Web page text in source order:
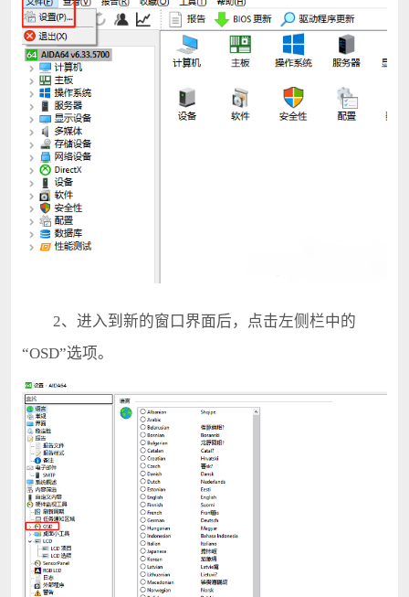
2、进入到新的窗口界面后，点击左侧栏中的
“OSD”选项。